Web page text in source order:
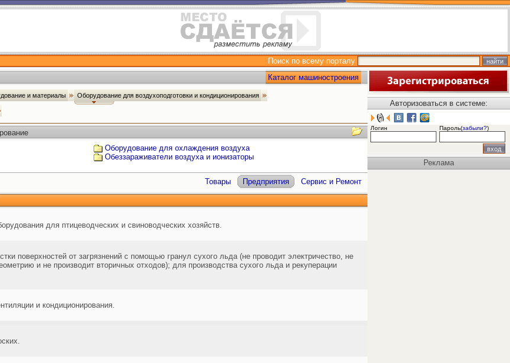
Поиск по всему порталу
Каталог машиностроения
и материалы Оборудование для воздухоподготовки и кондиционирования
Оборудование для охлаждения воздуха
Обеззараживатели воздуха и ионизаторы
Товары Предприятия Сервис и Ремонт
для птицеводческих и свиноводческих хозяйств.
поверхностей от загрязнений с помощью гранул сухого льда (не проводит электричество, не
и не производит вторичных отходов); для производства сухого льда и рекуперации
и кондиционирования.
Авторизоваться в системе:
Логин Пароль(забыли?)
Реклама